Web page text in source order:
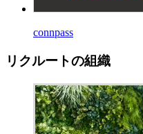
connpass
リクルートの組織